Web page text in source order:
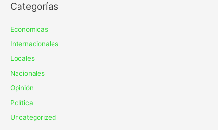
Categorías
Economicas
Internacionales
Locales
Nacionales
Opinión
Política
Uncategorized